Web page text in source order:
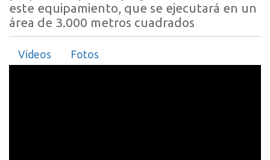
este equipamiento, que se ejecutará en un
área de 3.000 metros cuadrados
Videos Fotos